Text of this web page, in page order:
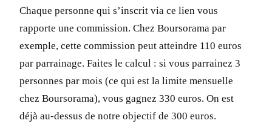
Chaque personne qui s’inscrit via ce lien vous
rapporte une commission. Chez Boursorama par
exemple, cette commission peut atteindre 110 euros
par parrainage. Faites le calcul : si vous parrainez 3
personnes par mois (ce qui est la limite mensuelle
chez Boursorama), vous gagnez 330 euros. On est
déjà au-dessus de notre objectif de 300 euros.